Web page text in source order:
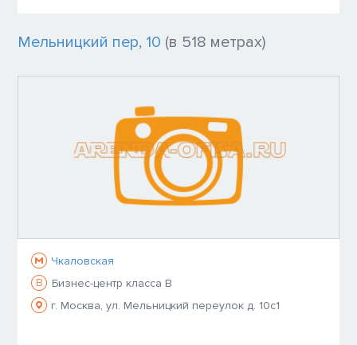
Мельницкий пер, 10 (в 518 метрах)
Чкаловская
B
Бизнес-центр класса B
г. Москва, ул. Мельницкий переулок д. 10с1